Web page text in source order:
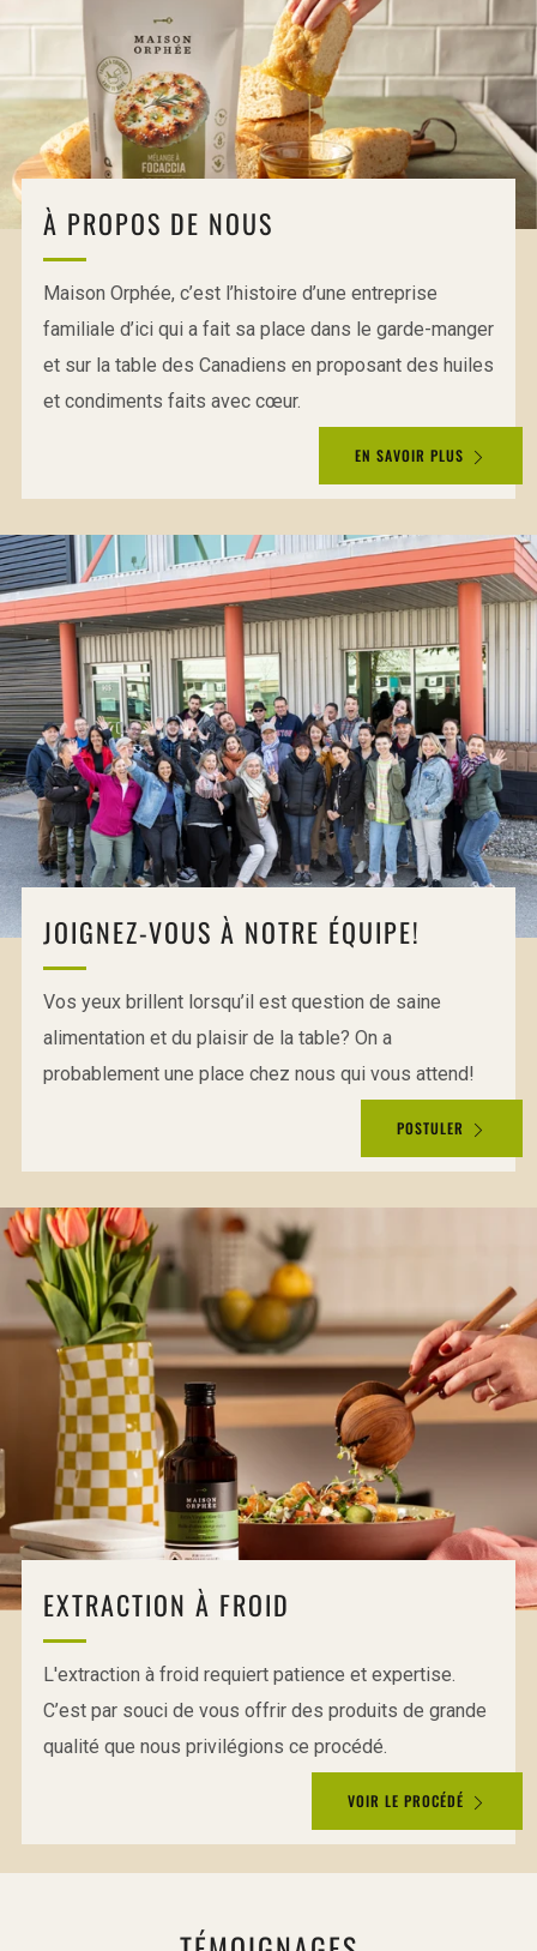
À PROPOS DE NOUS
Maison Orphée, c’est l’histoire d’une entreprise
familiale d’ici qui a fait sa place dans le garde-manger
et sur la table des Canadiens en proposant des huiles
et condiments faits avec cœur.
EN SAVOIR PLUS
JOIGNEZ-VOUS À NOTRE ÉQUIPE!
Vos yeux brillent lorsqu’il est question de saine
alimentation et du plaisir de la table? On a
probablement une place chez nous qui vous attend!
POSTULER
EXTRACTION À FROID
L'extraction à froid requiert patience et expertise.
C’est par souci de vous offrir des produits de grande
qualité que nous privilégions ce procédé.
VOIR LE PROCÉDÉ